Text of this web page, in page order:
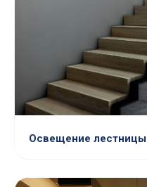
Освещение лестницы